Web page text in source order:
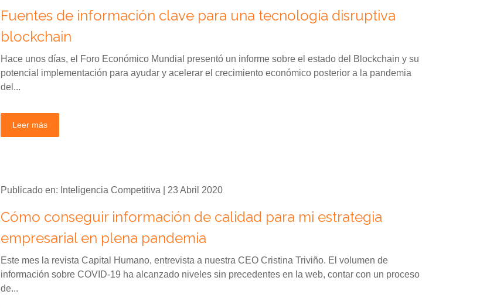
Fuentes de información clave para una tecnología disruptiva
blockchain
Hace unos días, el Foro Económico Mundial presentó un informe sobre el estado del Blockchain y su
potencial implementación para ayudar y acelerar el crecimiento económico posterior a la pandemia
del...
Leer más
Publicado en: Inteligencia Competitiva | 23 Abril 2020
Cómo conseguir información de calidad para mi estrategia
empresarial en plena pandemia
Este mes la revista Capital Humano, entrevista a nuestra CEO Cristina Triviño. El volumen de
información sobre COVID-19 ha alcanzado niveles sin precedentes en la web, contar con un proceso
de...